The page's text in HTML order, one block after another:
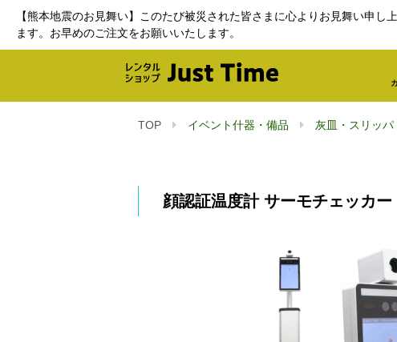
【熊本地震のお見舞い】このたび被災された皆さまに心よりお見舞い申
ます。お早めのご注文をお願いいたします。
TOP イベント什器・備品 灰皿・スリッ
顔認証温度計 サーモチェッカー